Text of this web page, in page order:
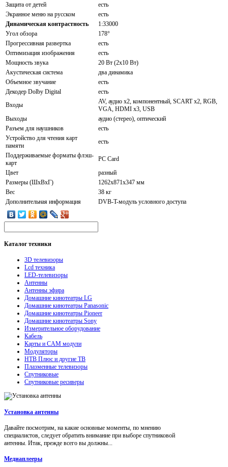
Защита от детей
есть
Экранное меню на русском
есть
Динамическая контрастность
1:33000
Угол обзора
178°
Прогрессивная развертка
есть
Оптимизация изображения
есть
Мощность звука
20 Вт (2x10 Вт)
Акустическая система
два динамика
Объемное звучание
есть
Декодер Dolby Digital
есть
Входы
AV, аудио x2, компонентный, SCART x2, RGB,
VGA, HDMI x3, USB
Выходы
аудио (стерео), оптический
Разъем для наушников
есть
Устройство для чтения карт
памяти
есть
Поддерживаемые форматы флэш-
карт
PC Card
Цвет
разный
Размеры (ШxВxГ)
1262x871x347 мм
Вес
38 кг
Дополнительная информация
DVB-T-модуль условного доступа
Каталогтехники
3D телевизоры
Lcd техника
LED-телевизоры
Антенны
Антенны эфира
Домашние кинотеатры LG
Домашние кинотеатры Panasonic
Домашние кинотеатры Pioneer
Домашние кинотеатры Sony
Измерительное оборудование
Кабель
Карты и CAM модули
Модуляторы
НТВ Плюс и другие ТВ
Плазменные телевизоры
Спутниковые
Спутниковые ресиверы
Установка антенны
Давайте посмотрим, на какие основные моменты, по мнению
специалистов, следует обратить внимание при выборе спутниковой
антенны. Итак, прежде всего вы должны...
Медиаплееры